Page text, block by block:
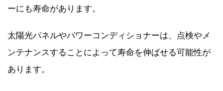
ーにも寿命があります。
太陽光パネルやパワーコンディショナーは、点検やメ
ンテナンスすることによって寿命を伸ばせる可能性が
あります。